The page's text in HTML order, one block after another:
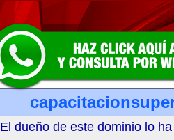
El dueño de este dominio lo